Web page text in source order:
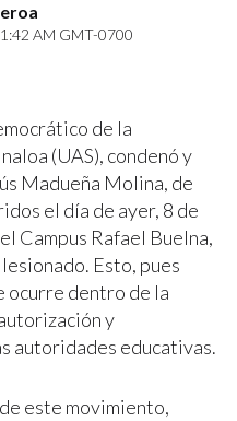
AM GMT-0700
de la
(UAS), condenó y
Madueña Molina, de
el día de ayer, 8 de
Campus Rafael Buelna,
Esto, pues
ocurre dentro de la
y
autoridades educativas.
este movimiento,